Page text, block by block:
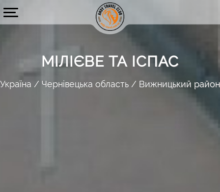
МІЛІЄВЕ ТА ІСПАС
Україна Чернівецька область Вижницький район